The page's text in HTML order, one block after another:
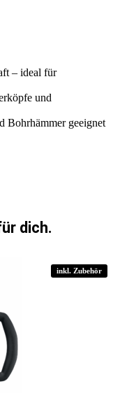
– ideal für
und
Bohrhämmer geeignet
dich.
inkl. Zubehör